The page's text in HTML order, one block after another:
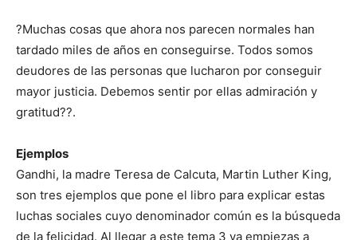
?Muchas cosas que ahora nos parecen normales han
tardado miles de años en conseguirse. Todos somos
deudores de las personas que lucharon por conseguir
mayor justicia. Debemos sentir por ellas admiración y
gratitud??.
Ejemplos
Gandhi, la madre Teresa de Calcuta, Martin Luther King,
son tres ejemplos que pone el libro para explicar estas
luchas sociales cuyo denominador común es la búsqueda
de la felicidad. Al llegar a este tema 3 ya empiezas a